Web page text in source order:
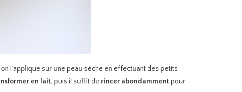
l’applique sur une peau sèche en effectuant des petits
en lait, puis il suffit de rincer abondamment pour